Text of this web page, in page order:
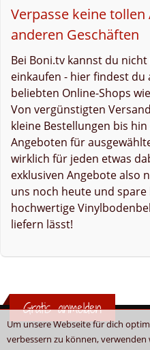
Um unsere Webseite für dich
verbessern zu können,
Verpasse keine tollen
anderen Geschäften
Bei Boni.tv kannst du
einkaufen - hier findest
beliebten Online-Shops wie
Von vergünstigten
kleine Bestellungen bis
Angeboten für
wirklich für jeden etwas
exklusiven Angebote also
uns noch heute und
hochwertige
liefern lässt!
Gratis anmelden